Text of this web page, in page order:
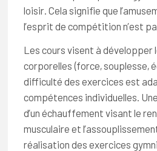
loisir. Cela signifie que
l’esprit de compétition n’est
Les cours visent à développer
corporelles (force, souplesse,
difficulté des exercices est
compétences individuelles.
d’un échauffement visant le
musculaire et
réalisation des exercices